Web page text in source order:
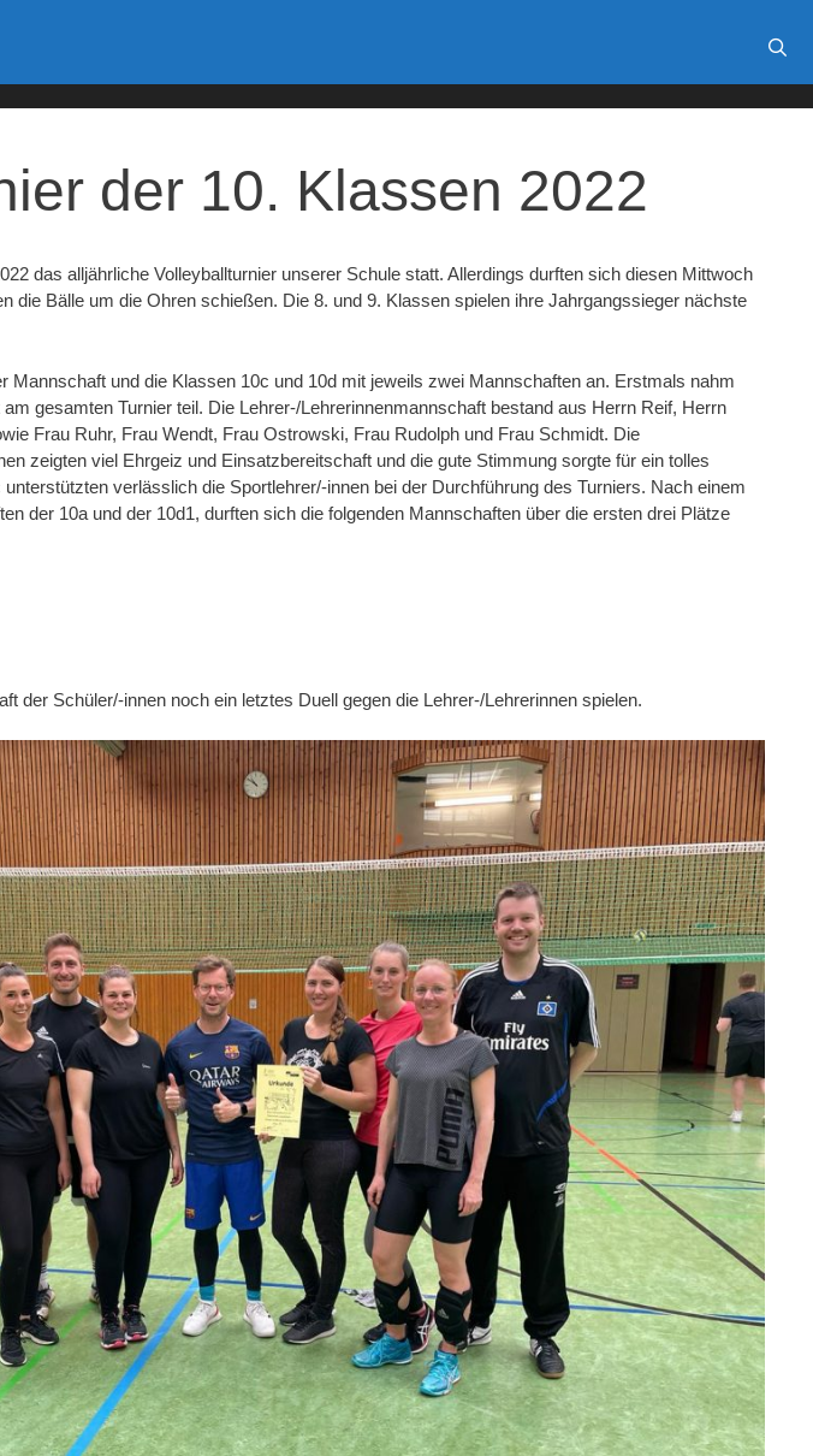
der 10. Klassen 2022
das alljährliche Volleyballturnier unserer Schule statt. Allerdings durften sich diesen Mittwoch
die Bälle um die Ohren schießen. Die 8. und 9. Klassen spielen ihre Jahrgangssieger nächste
Mannschaft und die Klassen 10c und 10d mit jeweils zwei Mannschaften an. Erstmals nahm
gesamten Turnier teil. Die Lehrer-/Lehrerinnenmannschaft bestand aus Herrn Reif, Herrn
Frau Ruhr, Frau Wendt, Frau Ostrowski, Frau Rudolph und Frau Schmidt. Die
zeigten viel Ehrgeiz und Einsatzbereitschaft und die gute Stimmung sorgte für ein tolles
verlässlich die Sportlehrer/-innen bei der Durchführung des Turniers. Nach einem
der 10a und der 10d1, durften sich die folgenden Mannschaften über die ersten drei Plätze
der Schüler/-innen noch ein letztes Duell gegen die Lehrer-/Lehrerinnen spielen.